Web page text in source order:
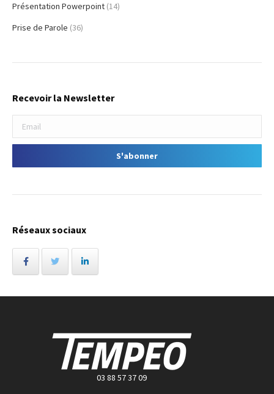
Présentation Powerpoint (14)
Prise de Parole (36)
Recevoir la Newsletter
Réseaux sociaux
03 88 57 37 09